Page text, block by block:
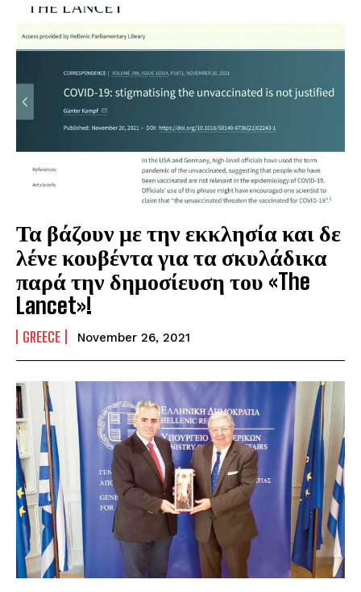
Τα βάζουν με την εκκλησία και δε
λένε κουβέντα για τα σκυλάδικα
παρά την δημοσίευση του «The
Lancet»!
GREECE November 26, 2021